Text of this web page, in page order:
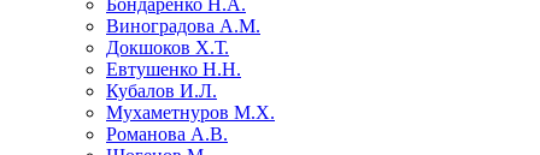
Бондаренко Н.А.
Виноградова А.М.
Докшоков Х.Т.
Евтушенко Н.Н.
Кубалов И.Л.
Мухаметнуров М.Х.
Романова А.В.